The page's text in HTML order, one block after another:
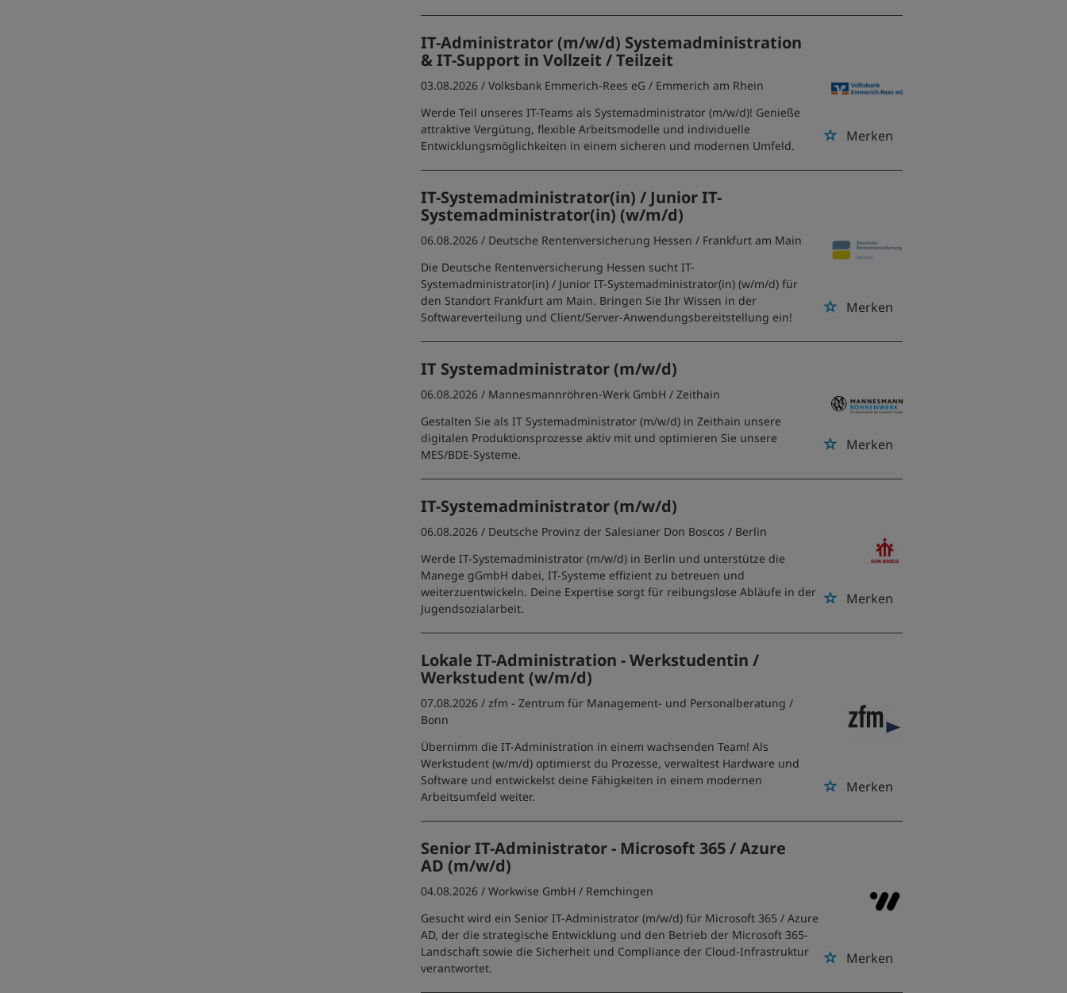
IT-Administrator (m/w/d) Systemadministration
& IT-Support in Vollzeit / Teilzeit
Merken
03.08.2026 /Volksbank Emmerich-Rees eG / Emmerich am Rhein
Werde Teil unseres IT-Teams als Systemadministrator (m/w/d)! Genieße
attraktive Vergütung, flexible Arbeitsmodelle und individuelle
Entwicklungsmöglichkeiten in einem sicheren und modernen Umfeld.
IT-Systemadministrator(in) / Junior IT-
Systemadministrator(in) (w/m/d)
Merken
06.08.2026 / Deutsche Rentenversicherung Hessen / Frankfurt am Main
Die Deutsche Rentenversicherung Hessen sucht IT-
Systemadministrator(in) / Junior IT-Systemadministrator(in) (w/m/d) für
den Standort Frankfurt am Main. Bringen Sie Ihr Wissen in der
Softwareverteilung und Client/Server-Anwendungsbereitstellung ein!
IT Systemadministrator (m/w/d)
Merken
06.08.2026 / Mannesmannröhren-Werk GmbH / Zeithain
Gestalten Sie als IT Systemadministrator (m/w/d) in Zeithain unsere
digitalen Produktionsprozesse aktiv mit und optimieren Sie unsere
MES/BDE-Systeme.
IT-Systemadministrator (m/w/d)
Merken
06.08.2026 / Deutsche Provinz der Salesianer Don Boscos / Berlin
Werde IT-Systemadministrator (m/w/d) in Berlin und unterstütze die
Manege gGmbH dabei, IT-Systeme effizient zu betreuen und
weiterzuentwickeln. Deine Expertise sorgt für reibungslose Abläufe in der
Jugendsozialarbeit.
Lokale IT-Administration - Werkstudentin /
Werkstudent (w/m/d)
Merken
07.08.2026 /zfm - Zentrum für Management- und Personalberatung /
Bonn
Übernimm die IT-Administration in einem wachsenden Team! Als
Werkstudent (w/m/d) optimierst du Prozesse, verwaltest Hardware und
Software und entwickelst deine Fähigkeiten in einem modernen
Arbeitsumfeld weiter.
Senior IT-Administrator - Microsoft 365 / Azure
AD (m/w/d)
Merken
04.08.2026 /Workwise GmbH / Remchingen
Gesucht wird ein Senior IT-Administrator (m/w/d) für Microsoft 365 / Azure
AD, der die strategische Entwicklung und den Betrieb der Microsoft 365-
Landschaft sowie die Sicherheit und Compliance der Cloud-Infrastruktur
verantwortet.